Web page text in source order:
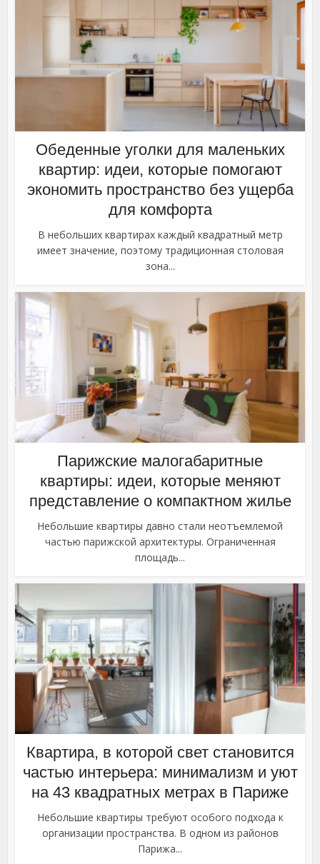
Обеденные уголки для маленьких
квартир: идеи, которые помогают
экономить пространство без ущерба
для комфорта
В небольших квартирах каждый квадратный метр
имеет значение, поэтому традиционная столовая
зона...
Парижские малогабаритные
квартиры: идеи, которые меняют
представление о компактном жилье
Небольшие квартиры давно стали неотъемлемой
частью парижской архитектуры. Ограниченная
площадь...
Квартира, в которой свет становится
частью интерьера: минимализм и уют
на 43 квадратных метрах в Париже
Небольшие квартиры требуют особого подхода к
организации пространства. В одном из районов
Парижа...